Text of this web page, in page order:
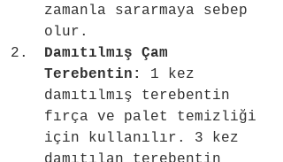
zamanla sararmaya sebep
olur.
Damıtılmış Çam
Terebentin:
1 kez
damıtılmış terebentin
fırça ve palet temizliği
için kullanılır. 3 kez